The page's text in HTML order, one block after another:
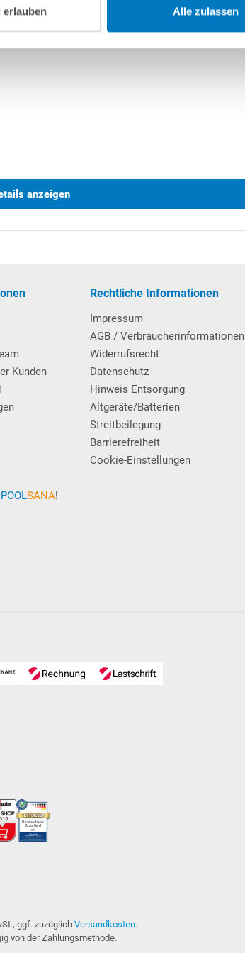
erlauben Alle zulassen
anzeigen
Kunden
POOLSANA!
Rechtliche Informationen
Impressum
AGB / Verbraucherinformationen
Widerrufsrecht
Datenschutz
Hinweis Entsorgung
Altgeräte/Batterien
Streitbeilegung
Barrierefreiheit
Cookie-Einstellungen
ggf. zuzüglich Versandkosten.
von der Zahlungsmethode.